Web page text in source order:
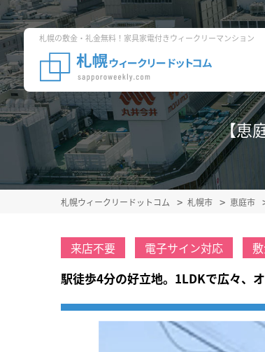
札幌の敷金・礼金無料！家具家電付きウィークリーマンション
【恵
札幌ウィークリードットコム 札幌市 恵庭市
来店不要 電子サイン対応
駅徒歩4分の好立地。1LDKで広々、